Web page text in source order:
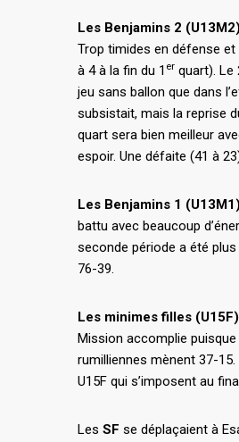
Les Benjamins 2 (U13M2)
Trop timides en défense
à 4 à la fin du 1 er quart). Le
jeu sans ballon que dans
subsistait, mais la reprise
quart sera bien meilleur
espoir. Une défaite (41 à
Les Benjamins 1 (U13M1)
battu avec beaucoup
seconde période a été
76-39.
Les minimes filles (U15F)
Mission accomplie
rumilliennes mènent 37-
U15F qui s’imposent au
Les SF se déplaçaient à